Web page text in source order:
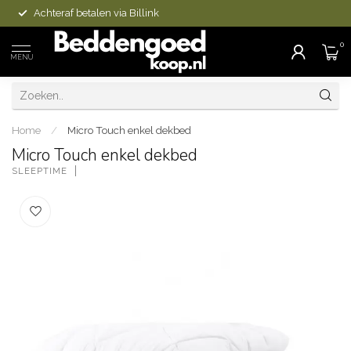
Achteraf betalen via Billink
MENU
0
Home / Micro Touch enkel dekbed
Micro Touch enkel dekbed
SLEEPTIME